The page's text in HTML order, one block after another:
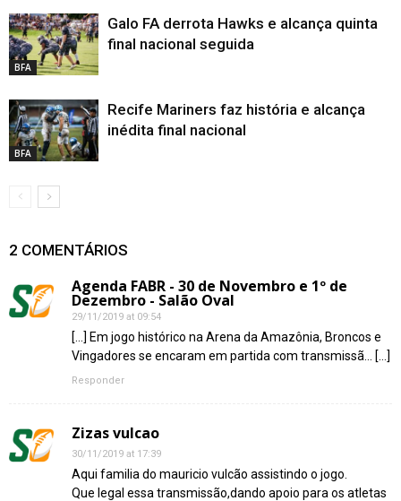
BFA
Galo FA derrota Hawks e alcança quinta
final nacional seguida
BFA
Recife Mariners faz história e alcança
inédita final nacional
2 COMENTÁRIOS
Agenda FABR - 30 de Novembro e 1º de
Dezembro - Salão Oval
29/11/2019 at 09:54
[…] Em jogo histórico na Arena da Amazônia, Broncos e
Vingadores se encaram em partida com transmissã… […]
Responder
Zizas vulcao
30/11/2019 at 17:39
Aqui familia do mauricio vulcão assistindo o jogo.
Que legal essa transmissão,dando apoio para os atletas